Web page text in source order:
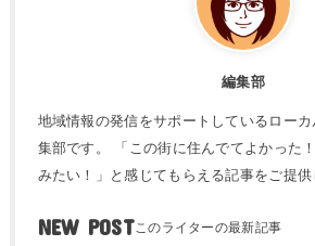
編集部
地域情報の発信をサポートしているロー
集部です。 「この街に住んでてよかった
みたい！」と感じてもらえる記事をご提供
NEW POST